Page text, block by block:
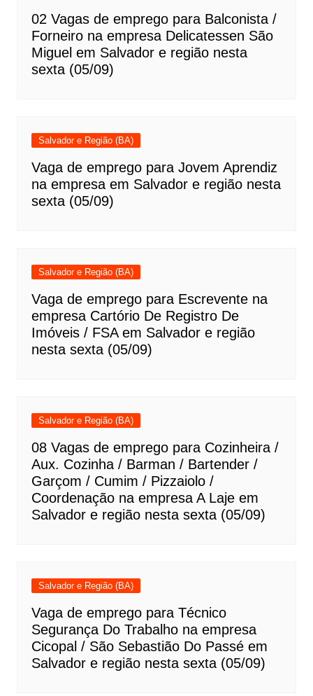
02 Vagas de emprego para Balconista /
Forneiro na empresa Delicatessen São
Miguel em Salvador e região nesta
sexta (05/09)
Salvador e Região (BA)
Vaga de emprego para Jovem Aprendiz
na empresa em Salvador e região nesta
sexta (05/09)
Salvador e Região (BA)
Vaga de emprego para Escrevente na
empresa Cartório De Registro De
Imóveis / FSA em Salvador e região
nesta sexta (05/09)
Salvador e Região (BA)
08 Vagas de emprego para Cozinheira /
Aux. Cozinha / Barman / Bartender /
Garçom / Cumim / Pizzaiolo /
Coordenação na empresa A Laje em
Salvador e região nesta sexta (05/09)
Salvador e Região (BA)
Vaga de emprego para Técnico
Segurança Do Trabalho na empresa
Cicopal / São Sebastião Do Passé em
Salvador e região nesta sexta (05/09)